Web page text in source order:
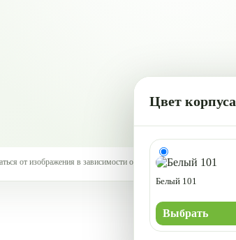
от изображения в зависимости от настроек монитора.
Цвет корпуса
Белый 101
Выбрать